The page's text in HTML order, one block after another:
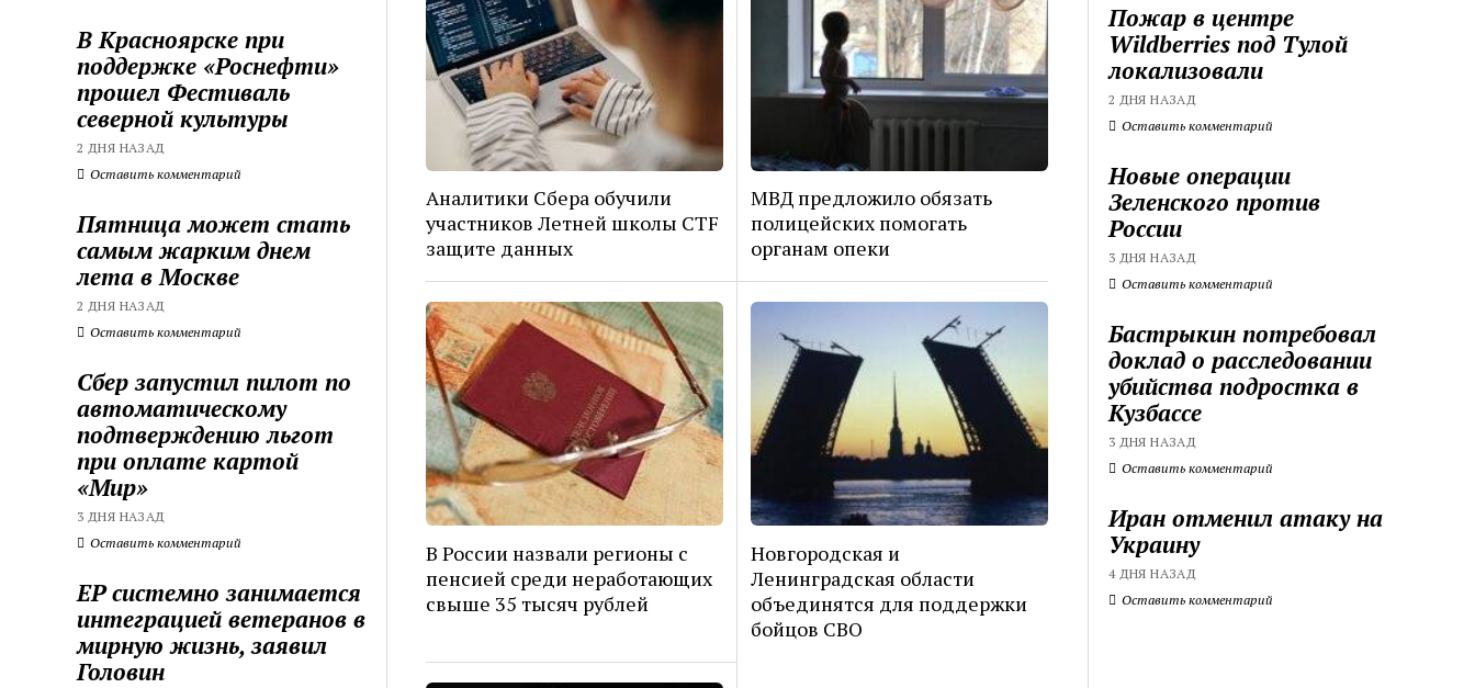
В Красноярске при
поддержке «Роснефти»
прошел Фестиваль
северной культуры
2 ДНЯ НАЗАД
Оставить комментарий
Пятница может стать
самым жарким днем
лета в Москве
2 ДНЯ НАЗАД
Оставить комментарий
Сбер запустил пилот по
автоматическому
подтверждению льгот
при оплате картой
«Мир»
3 ДНЯ НАЗАД
Оставить комментарий
ЕР системно занимается
интеграцией ветеранов в
мирную жизнь, заявил
Головин
Аналитики Сбера обучили
участников Летней школы CTF
защите данных
МВД предложило обязать
полицейских помогать
органам опеки
В России назвали регионы с
пенсией среди неработающих
свыше 35 тысяч рублей
Новгородская и
Ленинградская области
объединятся для поддержки
бойцов СВО
Пожар в центре
Wildberries под Тулой
локализовали
2 ДНЯ НАЗАД
Оставить комментарий
Новые операции
Зеленского против
России
3 ДНЯ НАЗАД
Оставить комментарий
Бастрыкин потребовал
доклад о расследовании
убийства подростка в
Кузбассе
3 ДНЯ НАЗАД
Оставить комментарий
Иран отменил атаку на
Украину
4 ДНЯ НАЗАД
Оставить комментарий